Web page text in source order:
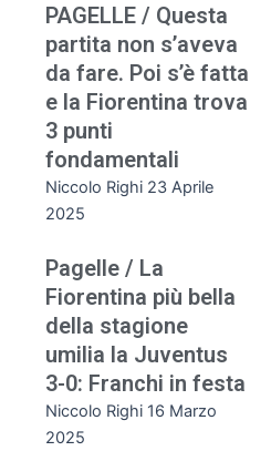
PAGELLE / Questa
partita non s’aveva
da fare. Poi s’è fatta
e la Fiorentina trova
3 punti
fondamentali
Niccolo Righi 23 Aprile
2025
Pagelle / La
Fiorentina più bella
della stagione
umilia la Juventus
3-0: Franchi in festa
Niccolo Righi 16 Marzo
2025